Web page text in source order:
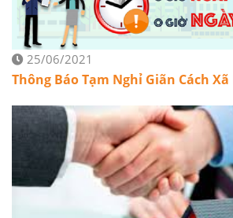
25/06/2021
Thông Báo Tạm Nghỉ Giãn Cách Xã